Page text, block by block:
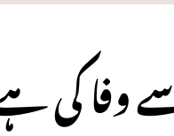
وفا کی